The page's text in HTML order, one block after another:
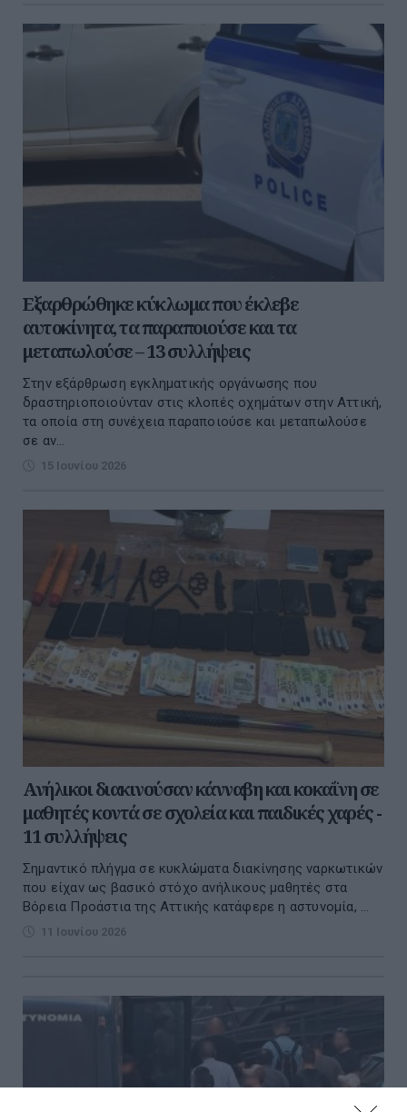
Εξαρθρώθηκε κύκλωμα που έκλεβε
αυτοκίνητα, τα παραποιούσε και τα
μεταπωλούσε – 13 συλλήψεις
Στην εξάρθρωση εγκληματικής οργάνωσης που
δραστηριοποιούνταν στις κλοπές οχημάτων στην Αττική,
τα οποία στη συνέχεια παραποιούσε και μεταπωλούσε
σε αν...
15 Ιουνίου 2026
Ανήλικοι διακινούσαν κάνναβη και κοκαΐνη σε
μαθητές κοντά σε σχολεία και παιδικές χαρές -
11 συλλήψεις
Σημαντικό πλήγμα σε κυκλώματα διακίνησης ναρκωτικών
που είχαν ως βασικό στόχο ανήλικους μαθητές στα
Βόρεια Προάστια της Αττικής κατάφερε η αστυνομία, ...
11 Ιουνίου 2026